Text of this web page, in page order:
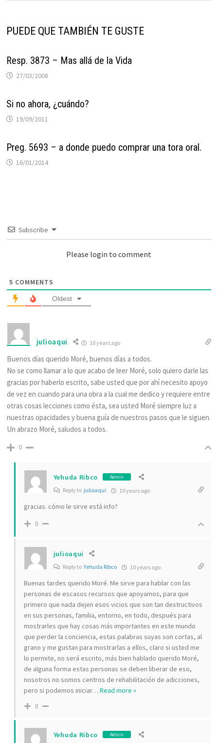
PUEDE QUE TAMBIÉN TE GUSTE
Resp. 3873 – Mas allá de la Vida
27/03/2008
Si no ahora, ¿cuándo?
19/09/2011
Preg. 5693 – a donde puedo comprar una tora oral.
16/01/2014
Subscribe
Please login to comment
5 COMMENTS
Oldest
julioaqui 10 years ago
Buenos días querido Moré, buenos días a todos.
No se como llamar a lo que acabo de leer Moré, solo quiero darle las
gracias por haberlo escrito, sabe usted que por ahí necesito apoyo
de vez en cuando para una obra a la cual me dedico y requiere entre
otras cosas lecciones como ésta, sea usted Moré siempre luz a
nuestras opacidades y buena guía de nuestros pasos que le siguen.
Un abrazo Moré, saludos a todos.
0
Yehuda Ribco Admin
Reply to julioaqui 10 years ago
gracias. cómo le sirve está info?
0
julioaqui
Reply toYehuda Ribco 10 years ago
Buenas tardes querido Moré. Me sirve para hablar con las
personas de escasos recursos que apoyamos, para que
primero que nada dejen esos vicios que son tan destructivos
en sus personas, familia, entorno, en todo, después para
mostrarles que hay cosas más importantes en este mundo
que perder la conciencia, estas palabras suyas son cortas, al
grano y me gustan para mostrarlas a ellos, claro si usted me
lo permite, no será escrito, más bien hablado querido Moré,
de alguna forma estas personas se deben liberar de eso,
nosotros no somos centros de rehabilitación de adicciones,
pero si podemos iniciar… Read more »
0
Yehuda Ribco Admin